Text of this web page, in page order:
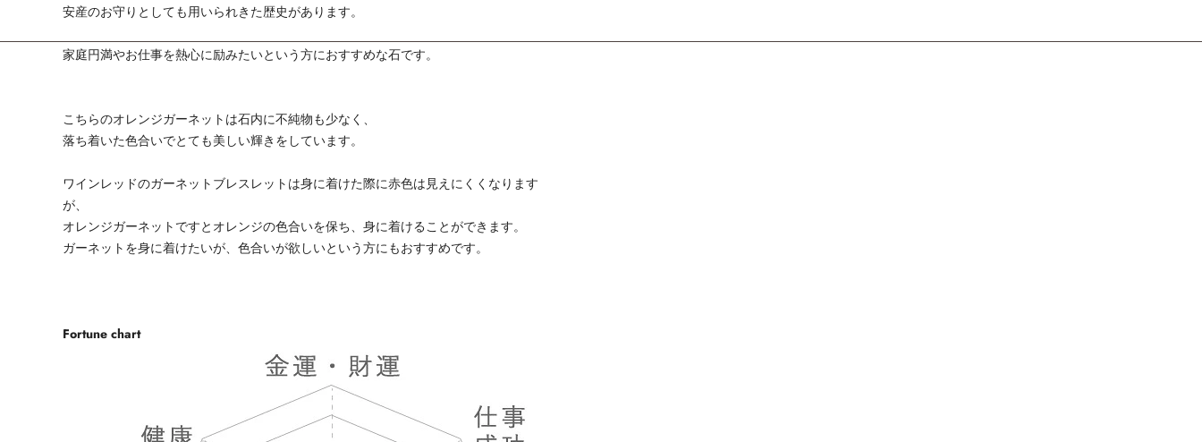
安産のお守りとしても用いられきた歴史があります。
家庭円満やお仕事を熱心に励みたいという方におすすめな石です。
こちらのオレンジガーネットは石内に不純物も少なく、
落ち着いた色合いでとても美しい輝きをしています。
ワインレッドのガーネットブレスレットは身に着けた際に赤色は見えにくくなります
が、
オレンジガーネットですとオレンジの色合いを保ち、身に着けることができます。
ガーネットを身に着けたいが、色合いが欲しいという方にもおすすめです。
Fortune chart